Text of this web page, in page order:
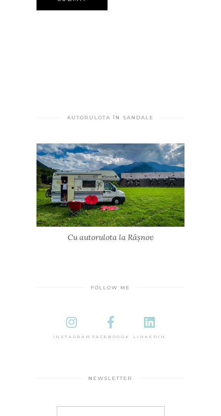
AUTORULOTA ÎN SANDALE
Cu autorulota la Râșnov
FOLLOW ME
INSTAGRAM FACEBOOOK LINKEDIN
NEWSLETTER